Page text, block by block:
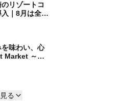
分析2026：
大
Your
」
テナンス体
リップ「よ
リゾートコ
｜8月は全宿
を味わい、心
Market ～実
ビュッフェ
品を販売
る